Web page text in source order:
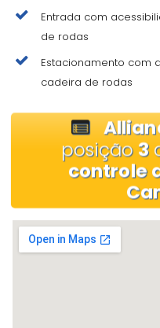
Entrada com
de rodas
Estacionamento com
cadeira de rodas
posição 3
controle